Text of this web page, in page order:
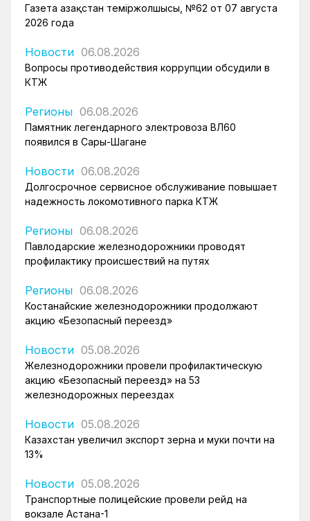
Газета Қазақстан теміржолшысы, №62 от 07 августа
2026 года
Новости 06.08.2026
Вопросы противодействия коррупции обсудили в
КТЖ
Регионы 06.08.2026
Памятник легендарного электровоза ВЛ60
появился в Сары-Шагане
Новости 06.08.2026
Долгосрочное сервисное обслуживание повышает
надежность локомотивного парка КТЖ
Регионы 06.08.2026
Павлодарские железнодорожники проводят
профилактику происшествий на путях
Регионы 06.08.2026
Костанайские железнодорожники продолжают
акцию «Безопасный переезд»
Новости 05.08.2026
Железнодорожники провели профилактическую
акцию «Безопасный переезд» на 53
железнодорожных переездах
Новости 05.08.2026
Казахстан увеличил экспорт зерна и муки почти на
13%
Новости 05.08.2026
Транспортные полицейские провели рейд на
вокзале Астана-1